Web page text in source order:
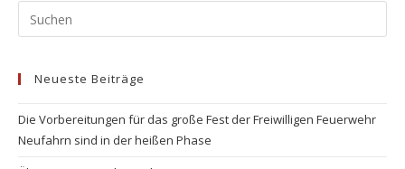
Neueste Beiträge
Die Vorbereitungen für das große Fest der Freiwilligen Feuerwehr
Neufahrn sind in der heißen Phase